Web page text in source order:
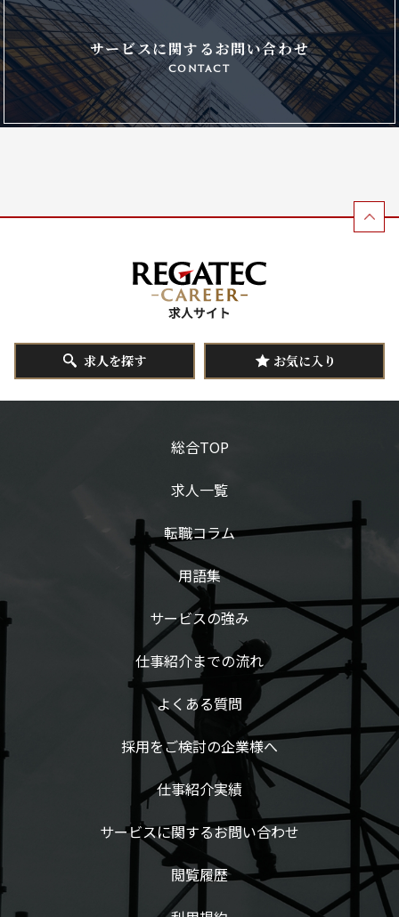
サービスに関するお問い合わせ
contact
求人を探す お気に入り
総合TOP
求人一覧
転職コラム
用語集
サービスの強み
仕事紹介までの流れ
よくある質問
採用をご検討の企業様へ
仕事紹介実績
サービスに関するお問い合わせ
閲覧履歴